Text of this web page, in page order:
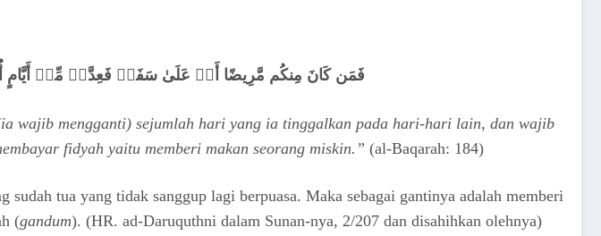
فَمَن كَانَ مِنكُم مَّرِيضًا أَوۡ عَلَىٰ سَفَرٖ فَعِدَّةٞ مِّنۡ
wajib mengganti) sejumlah hari yang ia tinggalkan pada hari-hari lain, dan wajib
fidyah yaitu memberi makan seorang miskin.” (al-Baqarah: 184)
tua yang tidak sanggup lagi berpuasa. Maka sebagai gantinya adalah memberi
(gandum). (HR. ad-Daruquthni dalam Sunan-nya, 2/207 dan disahihkan olehnya)